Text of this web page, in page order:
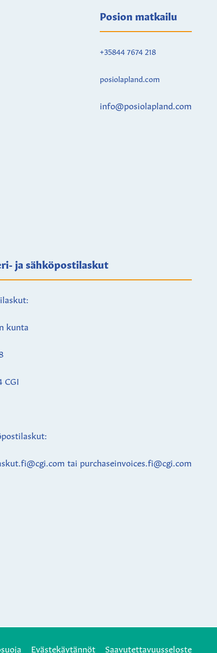
Posion matkailu
+35844 7674 218
posiolapland.com
info@posiolapland.com
ja sähköpostilaskut
kunta
CGI
tai purchaseinvoices.fi@cgi.com
Evästekäytännöt Saavutettavuusseloste